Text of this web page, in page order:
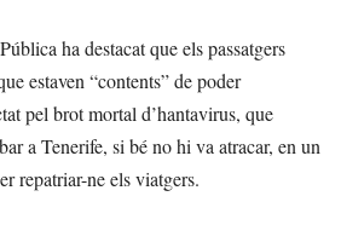
ha destacat que els passatgers
estaven “contents” de poder
pel brot mortal d’hantavirus, que
a Tenerife, si bé no hi va atracar, en un
repatriar-ne els viatgers.